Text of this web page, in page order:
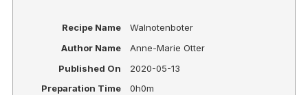
Recipe Name
Walnotenboter
Author Name
Anne-Marie Otter
Published On
2020-05-13
Preparation Time
0h0m